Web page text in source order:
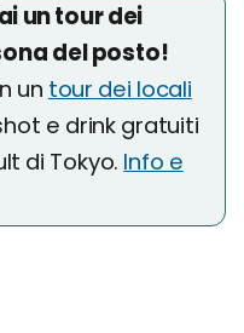
un tour dei
del posto!
un tour dei locali
e drink gratuiti
di Tokyo. Info e